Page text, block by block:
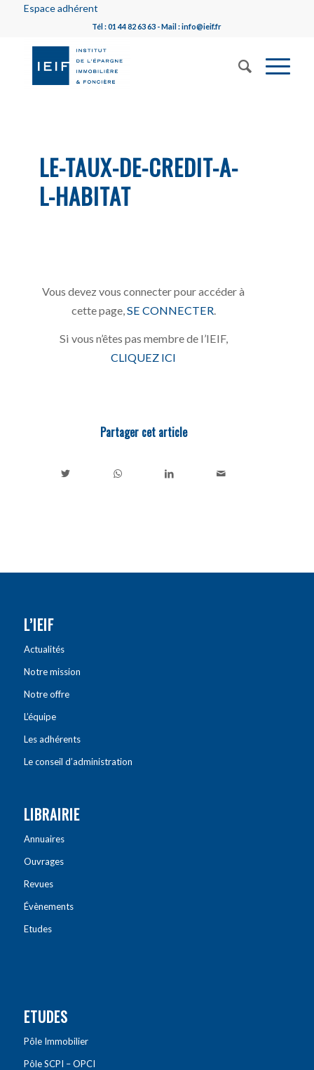
Espace adhérent
Tél : 01 44 82 63 63 - Mail : info@ieif.fr
LE-TAUX-DE-CREDIT-A-
L-HABITAT
Vous devez vous connecter pour accéder à
cette page, SE CONNECTER
Si vous n’êtes pas membre de l’IEIF,
CLIQUEZ ICI
Partager cet article
L’IEIF
Actualités
Notre mission
Notre offre
L’équipe
Les adhérents
Le conseil d’administration
LIBRAIRIE
Annuaires
Ouvrages
Revues
Évènements
Etudes
ETUDES
Pôle Immobilier
Pôle SCPI – OPCI